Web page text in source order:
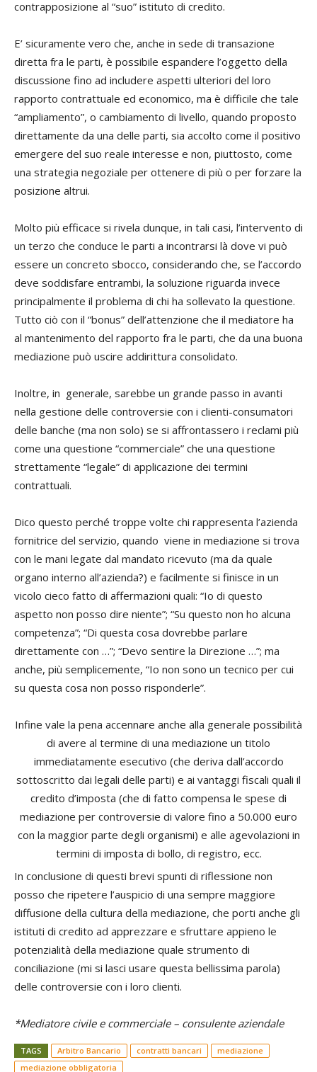
contrapposizione al “suo” istituto di credito.
E’ sicuramente vero che, anche in sede di transazione
diretta fra le parti, è possibile espandere l’oggetto della
discussione fino ad includere aspetti ulteriori del loro
rapporto contrattuale ed economico, ma è difficile che tale
“ampliamento”, o cambiamento di livello, quando proposto
direttamente da una delle parti, sia accolto come il positivo
emergere del suo reale interesse e non, piuttosto, come
una strategia negoziale per ottenere di più o per forzare la
posizione altrui.
Molto più efficace si rivela dunque, in tali casi, l’intervento di
un terzo che conduce le parti a incontrarsi là dove vi può
essere un concreto sbocco, considerando che, se l’accordo
deve soddisfare entrambi, la soluzione riguarda invece
principalmente il problema di chi ha sollevato la questione.
Tutto ciò con il “bonus” dell’attenzione che il mediatore ha
al mantenimento del rapporto fra le parti, che da una buona
mediazione può uscire addirittura consolidato.
Inoltre, in generale, sarebbe un grande passo in avanti
nella gestione delle controversie con i clienti-consumatori
delle banche (ma non solo) se si affrontassero i reclami più
come una questione “commerciale” che una questione
strettamente “legale” di applicazione dei termini
contrattuali.
Dico questo perché troppe volte chi rappresenta l’azienda
fornitrice del servizio, quando viene in mediazione si trova
con le mani legate dal mandato ricevuto (ma da quale
organo interno all’azienda?) e facilmente si finisce in un
vicolo cieco fatto di affermazioni quali: “Io di questo
aspetto non posso dire niente”; “Su questo non ho alcuna
competenza”; “Di questa cosa dovrebbe parlare
direttamente con …”; “Devo sentire la Direzione …”; ma
anche, più semplicemente, “Io non sono un tecnico per cui
su questa cosa non posso risponderle”.
Infine vale la pena accennare anche alla generale possibilità
di avere al termine di una mediazione un titolo
immediatamente esecutivo (che deriva dall’accordo
sottoscritto dai legali delle parti) e ai vantaggi fiscali quali il
credito d’imposta (che di fatto compensa le spese di
mediazione per controversie di valore fino a 50.000 euro
con la maggior parte degli organismi) e alle agevolazioni in
termini di imposta di bollo, di registro, ecc.
In conclusione di questi brevi spunti di riflessione non
posso che ripetere l’auspicio di una sempre maggiore
diffusione della cultura della mediazione, che porti anche gli
istituti di credito ad apprezzare e sfruttare appieno le
potenzialità della mediazione quale strumento di
conciliazione (mi si lasci usare questa bellissima parola)
delle controversie con i loro clienti.
*Mediatore civile e commerciale – consulente aziendale
TAGS Arbitro Bancario contratti bancari
mediazione
mediazione obbligatoria